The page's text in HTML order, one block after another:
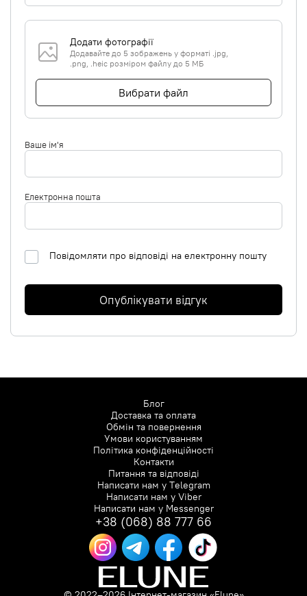
Додати фотографії
Додавайте до 5 зображень у форматі .jpg,
.png, .heic розміром файлу до 5 МБ
Вибрати файл
Ваше ім'я
Електронна пошта
Повідомляти про відповіді на електронну пошту
Опублікувати відгук
Блог
Доставка та оплата
Обмін та повернення
Умови користуванням
Політика конфіденційності
Контакти
Питання та відповіді
Написати нам уTelegram
Написати нам уViber
Написати нам уMessenger
+38 (068) 88 777 66